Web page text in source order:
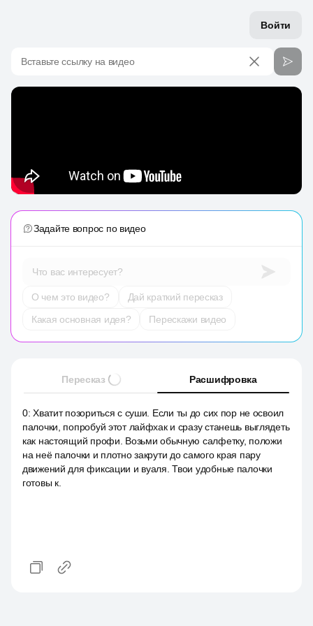
Войти
Вставьте ссылку на видео
Задайте вопрос по видео
Что вас интересует?
О чем это видео?
Дай краткий пересказ
Какая основная идея?
Перескажи видео
Пересказ Расшифровка
0:Хватит позориться с суши. Если ты до сих пор не освоил
палочки, попробуй этот лайфхак и сразу станешь выглядеть
как настоящий профи. Возьми обычную салфетку, положи
на неё палочки и плотно закрути до самого края пару
движений для фиксации и вуаля. Твои удобные палочки
готовы к.